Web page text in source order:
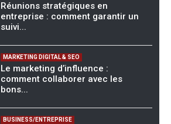
Réunions stratégiques en
entreprise : comment garantir un
suivi...
MARKETING DIGITAL & SEO
Le marketing d’influence :
comment collaborer avec les
bons...
BUSINESS/ENTREPRISE